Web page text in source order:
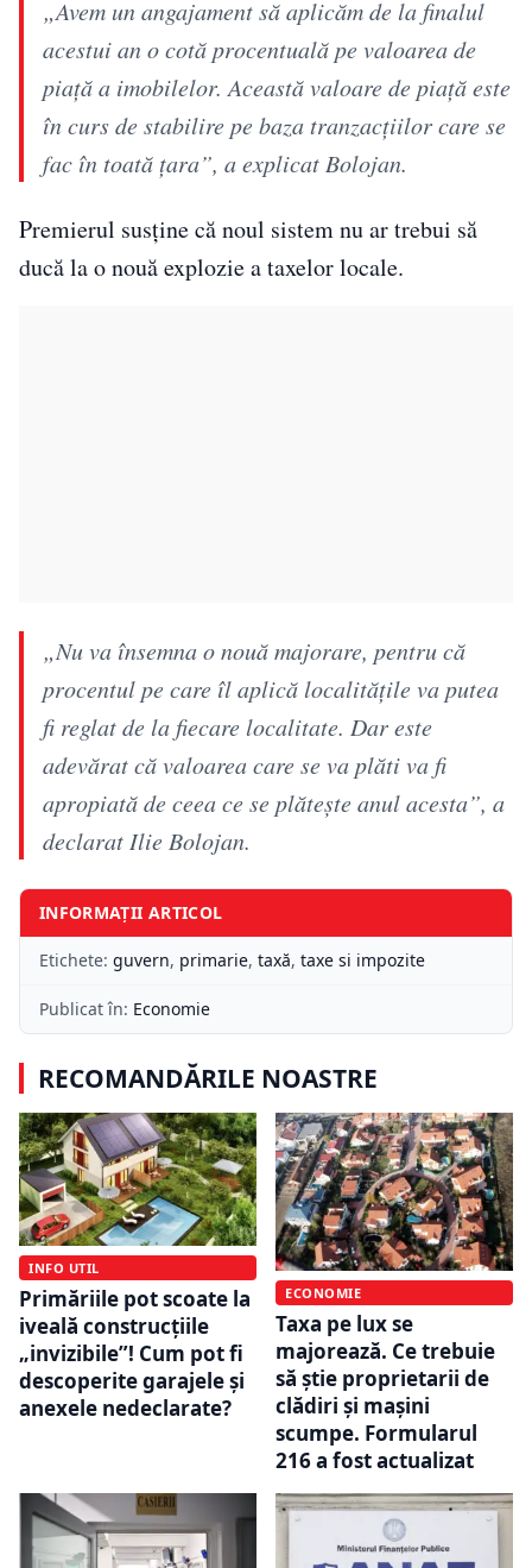
„Avem un angajament să aplicăm de la finalul
acestui an o cotă procentuală pe valoarea de
piaţă a imobilelor. Această valoare de piaţă este
în curs de stabilire pe baza tranzacţiilor care se
fac în toată ţara”, a explicat Bolojan.
Premierul susține că noul sistem nu ar trebui să
ducă la o nouă explozie a taxelor locale.
„Nu va însemna o nouă majorare, pentru că
procentul pe care îl aplică localităţile va putea
fi reglat de la fiecare localitate. Dar este
adevărat că valoarea care se va plăti va fi
apropiată de ceea ce se plăteşte anul acesta”, a
declarat Ilie Bolojan.
INFORMAȚII ARTICOL
Etichete: guvern, primarie, taxă, taxe si impozite
Publicat în: Economie
RECOMANDĂRILE NOASTRE
INFO UTIL
Primăriile pot scoate la
iveală construcțiile
„invizibile”! Cum pot fi
descoperite garajele și
anexele nedeclarate?
ECONOMIE
Taxa pe lux se
majorează. Ce trebuie
să știe proprietarii de
clădiri și mașini
scumpe. Formularul
216 a fost actualizat